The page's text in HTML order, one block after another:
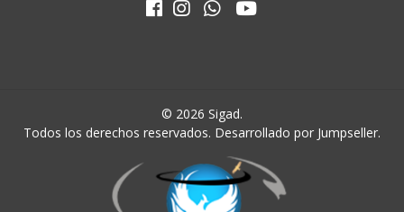
© 2026 Sigad.
Todos los derechos reservados. Desarrollado por Jumpseller.